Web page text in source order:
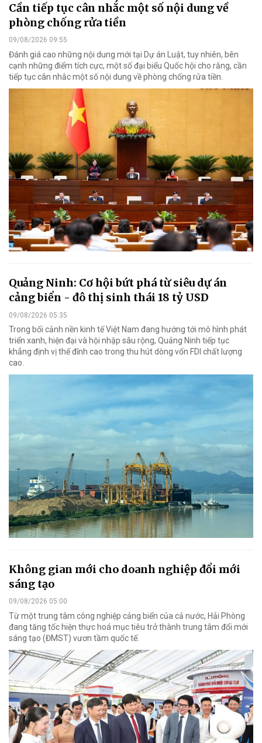
Cần tiếp tục cân nhắc một số nội dung về
phòng chống rửa tiền
09/08/2026 09:55
Đánh giá cao những nội dung mới tại Dự án Luật, tuy nhiên, bên
cạnh những điểm tích cực, một số đại biểu Quốc hội cho rằng, cần
tiếp tục cân nhắc một số nội dung về phòng chống rửa tiền.
Quảng Ninh: Cơ hội bứt phá từ siêu dự án
cảng biển - đô thị sinh thái 18 tỷ USD
09/08/2026 05:35
Trong bối cảnh nền kinh tế Việt Nam đang hướng tới mô hình phát
triển xanh, hiện đại và hội nhập sâu rộng, Quảng Ninh tiếp tục
khẳng định vị thế đỉnh cao trong thu hút dòng vốn FDI chất lượng
cao.
Không gian mới cho doanh nghiệp đổi mới
sáng tạo
09/08/2026 05:00
Từ một trung tâm công nghiệp cảng biển của cả nước, Hải Phòng
đang tăng tốc hiện thực hoá mục tiêu trở thành trung tâm đổi mới
sáng tạo (ĐMST) vươn tầm quốc tế.